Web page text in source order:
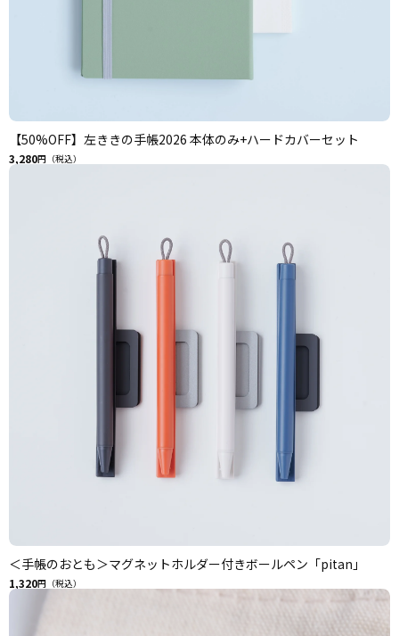
【50%OFF】左ききの手帳2026 本体のみ+ハードカバーセット
3,280円（税込）
＜手帳のおとも＞マグネットホルダー付きボールペン「pitan」
1,320円（税込）